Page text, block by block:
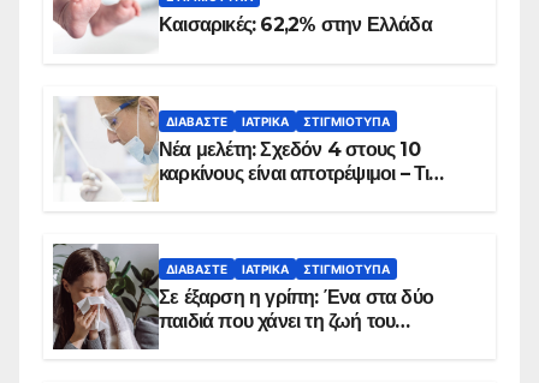
Καισαρικές: 62,2% στην Ελλάδα
ΔΙΑΒΆΣΤΕ ΙΑΤΡΙΚΆ ΣΤΙΓΜΙΌΤΥΠΑ
Νέα μελέτη: Σχεδόν 4 στους 10
καρκίνους είναι αποτρέψιμοι – Τι
ΔΙΑΒΆΣΤΕ ΙΑΤΡΙΚΆ ΣΤΙΓΜΙΌΤΥΠΑ
Σε έξαρση η γρίπη: Ένα στα δύο
παιδιά που χάνει τη ζωή του